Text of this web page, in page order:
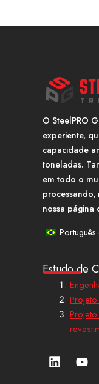
O SteelPRO
experiente,
capacidade
toneladas.
em todo o
processando,
nossa página
Estudo de
L
i
Y
o